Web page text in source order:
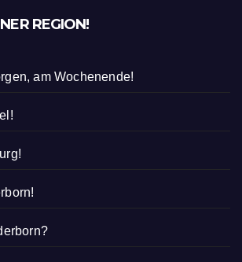
REGION!
am Wochenende!